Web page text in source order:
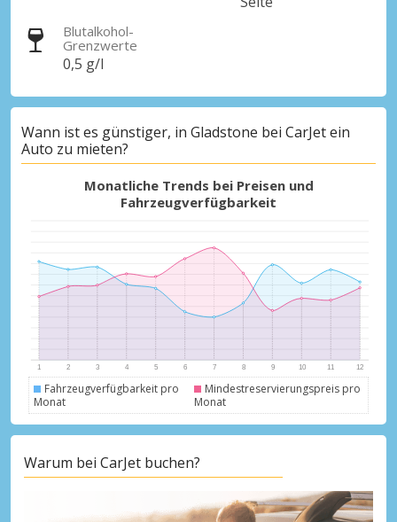
Top-Ersparnisses
Erhalten Sie Zugang zu exklusiven
Partnerangeboten
Blutalkohol-
Grenzwerte
0,5 g/l
Wann ist es günstiger, in Gladstone bei CarJet ein
Auto zu mieten?
Monatliche Trends bei Preisen und
Fahrzeugverfügbarkeit
Fahrzeugverfügbarkeit pro
Monat
Mindestreservierungspreis pro
Monat
Warum bei CarJet buchen?